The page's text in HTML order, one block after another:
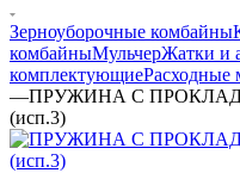
Зерноуборочные комбайны
комбайныМульчерЖатки и
комплектующиеРасходные
—ПРУЖИНА С
(исп.3)